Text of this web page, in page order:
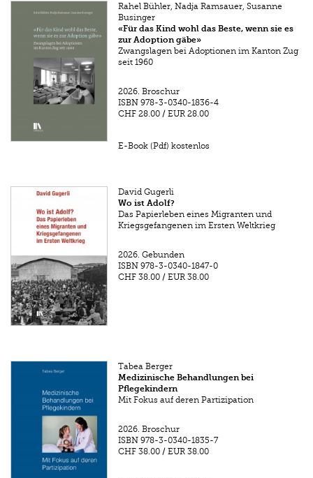
Rahel Bühler, Nadja Ramsauer, Susanne
Businger
«Für das Kind wohl das Beste, wenn sie es
zur Adoption gäbe»
Zwangslagen bei Adoptionen im Kanton Zug
seit 1960
2026. Broschur
ISBN 978-3-0340-1836-4
CHF 28.00 /EUR 28.00
E-Book (Pdf) kostenlos
David Gugerli
Wo ist Adolf?
Das Papierleben eines Migranten und
Kriegsgefangenen im Ersten Weltkrieg
2026. Gebunden
ISBN 978-3-0340-1847-0
CHF 38.00 /EUR 38.00
Tabea Berger
Medizinische Behandlungen bei
Pflegekindern
Mit Fokus auf deren Partizipation
2026. Broschur
ISBN 978-3-0340-1835-7
CHF 38.00 /EUR 38.00